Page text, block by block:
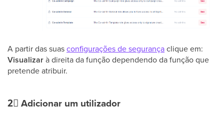
A partir das suasconfigurações de segurançaclique em:
Visualizarà direita da funçãodependendo da função que
pretende atribuir.
2⃣ Adicionar um utilizador